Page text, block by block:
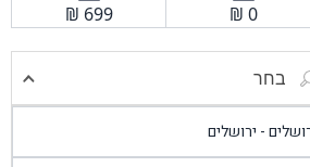
₪ 0
₪ 699
בחר